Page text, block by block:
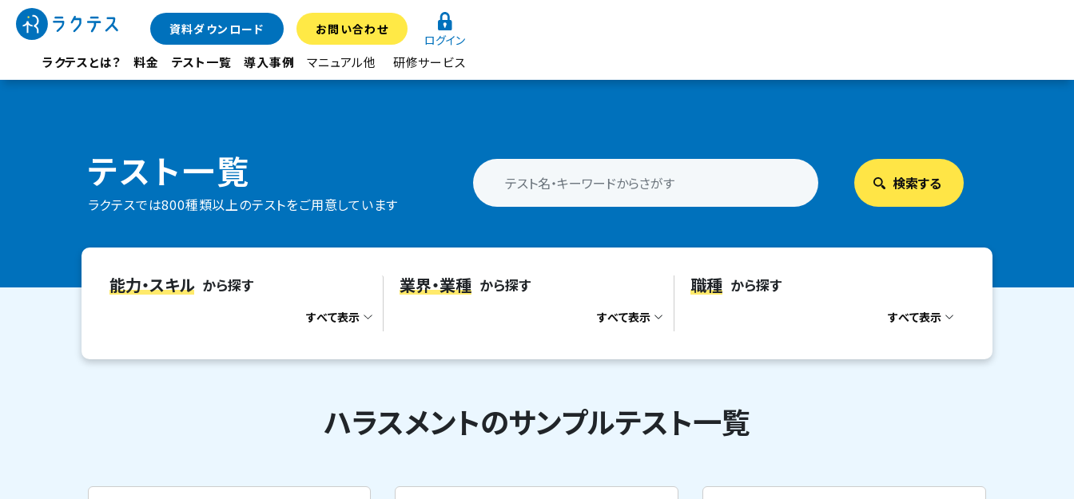
ラクテスとは？ 料金 テスト一覧 導入事例 マニュアル他 研修サービス
資料ダウンロード お問い合わせ
ログイン
テスト一覧
ラクテスでは800種類以上のテストをご用意しています
能力・スキル から探す
すべて表示
業界・業種 から探す
すべて表示
職種 から探す
すべて表示
ハラスメントのサンプルテスト一覧